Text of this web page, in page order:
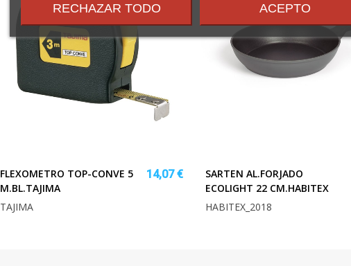
FLEXOMETRO TOP-CONVE 5
M.BL.TAJIMA
14,07 €
TAJIMA
SARTEN AL.FORJADO
ECOLIGHT 22 CM.HABITEX
HABITEX_2018
y
condiciones
RECHAZAR TODO ACEPTO